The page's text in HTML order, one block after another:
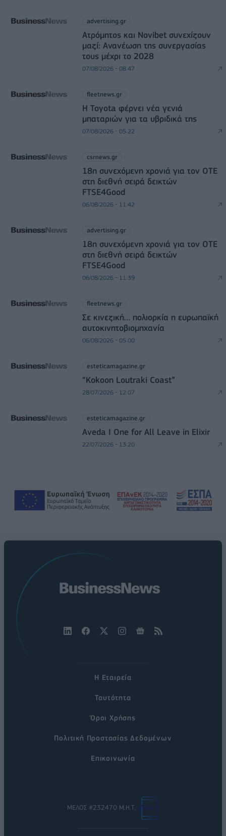
advertising.gr
Ατρόμητος και Novibet συνεχίζουν
μαζί: Ανανέωση της συνεργασίας
τους μέχρι το 2028
07/08/2026 - 08:47
fleetnews.gr
Η Toyota φέρνει νέα γενιά
μπαταριών για τα υβριδικά της
07/08/2026 - 05:22
csrnews.gr
18η συνεχόμενη χρονιά για τον ΟΤΕ
στη διεθνή σειρά δεικτών
FTSE4Good
06/08/2026 - 11:42
advertising.gr
18η συνεχόμενη χρονιά για τον ΟΤΕ
στη διεθνή σειρά δεικτών
FTSE4Good
06/08/2026 - 11:39
fleetnews.gr
Σε κινεζική… πολιορκία η ευρωπαϊκή
αυτοκινητοβιομηχανία
06/08/2026 - 05:00
esteticamagazine.gr
“Kokoon Loutraki Coast”
28/07/2026 - 12:07
esteticamagazine.gr
Aveda I One for All Leave in Elixir
22/07/2026 - 13:20
Η Εταιρεία
Ταυτότητα
Όροι Χρήσης
Πολιτική Προστασίας Δεδομένων
Επικοινωνία
ΜΕΛΟΣ #232470 Μ.Η.Τ.